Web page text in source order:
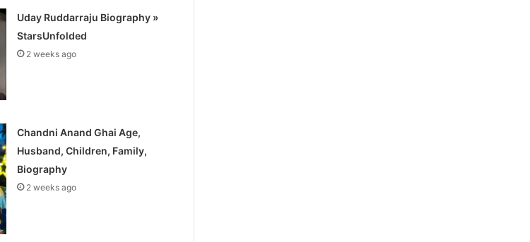
Uday Ruddarraju Biography »
StarsUnfolded
2 weeks ago
Chandni Anand Ghai Age,
Husband, Children, Family,
Biography
2 weeks ago